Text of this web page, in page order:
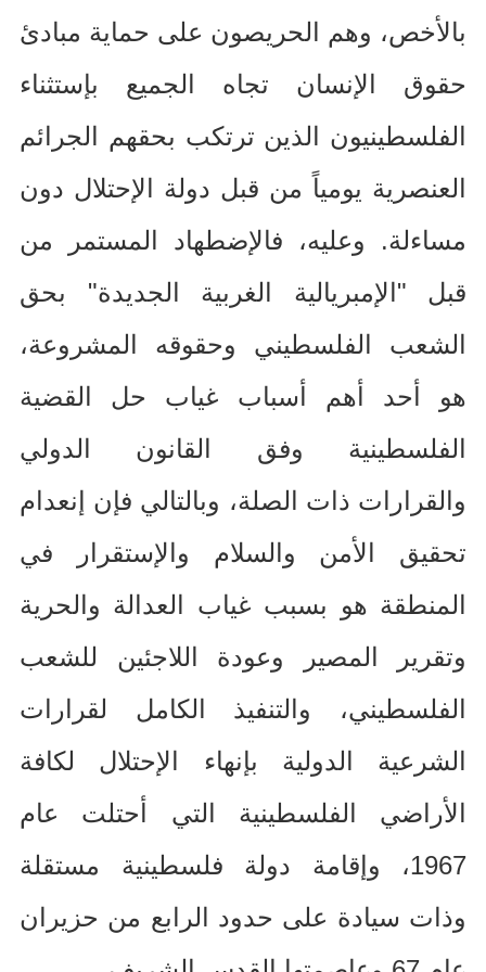
بالأخص، وهم الحريصون على حماية مبادئ
حقوق الإنسان تجاه الجميع بإستثناء
الفلسطينيون الذين ترتكب بحقهم الجرائم
العنصرية يومياً من قبل دولة الإحتلال دون
مساءلة. وعليه، فالإضطهاد المستمر من
قبل "الإمبريالية الغربية الجديدة" بحق
الشعب الفلسطيني وحقوقه المشروعة،
هو أحد أهم أسباب غياب حل القضية
الفلسطينية وفق القانون الدولي
والقرارات ذات الصلة، وبالتالي فإن إنعدام
تحقيق الأمن والسلام والإستقرار في
المنطقة هو بسبب غياب العدالة والحرية
وتقرير المصير وعودة اللاجئين للشعب
الفلسطيني، والتنفيذ الكامل لقرارات
الشرعية الدولية بإنهاء الإحتلال لكافة
الأراضي الفلسطينية التي أحتلت عام
1967، وإقامة دولة فلسطينية مستقلة
وذات سيادة على حدود الرابع من حزيران